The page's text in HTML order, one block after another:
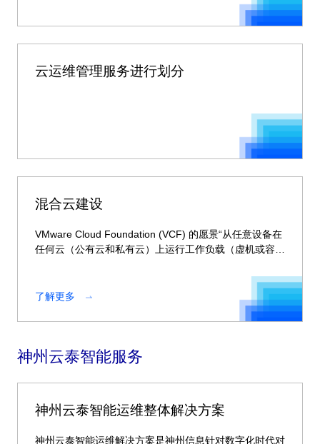
云运维管理服务进行划分
混合云建设
VMware Cloud Foundation (VCF) 的愿景“从任意设备在
任何云（公有云和私有云）上运行工作负载（虚机或容
了解更多
神州云泰智能服务
神州云泰智能运维整体解决方案
神州云泰智能运维解决方案是神州信息针对数字化时代对